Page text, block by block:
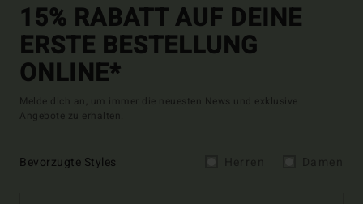
15% RABATT AUF DEINE
ERSTE BESTELLUNG
ONLINE*
Melde dich an, um immer die neuesten News und exklusive
Angebote zu erhalten.
Bevorzugte Styles